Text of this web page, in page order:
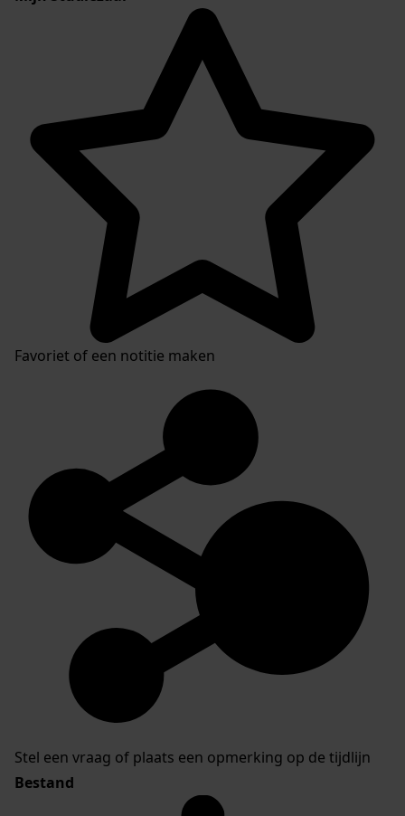
Favoriet of een notitie maken
Stel een vraag of plaats een opmerking op de tijdlijn
Bestand